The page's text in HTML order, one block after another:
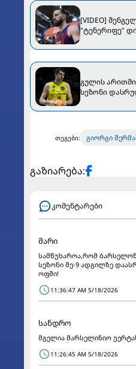
[VIDEO]
"ტენერიფე"
გულის
სეზონი
თეგები: გიორგი
გაზიარება:
კომენტარები
მარი
სამწუხაროა,რომ
სეზონი მე-9 ადგილზე
ოფში!
11:36:47 AM 5/18/2026
სანდრო
მგელია მარსელინიო
11:26:45 AM 5/18/2026